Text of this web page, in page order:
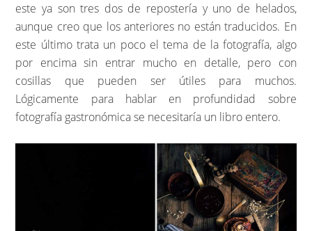
este ya son tres dos de repostería y uno de helados,
aunque creo que los anteriores no están traducidos. En
este último trata un poco el tema de la fotografía, algo
por encima sin entrar mucho en detalle, pero con
cosillas que pueden ser útiles para muchos.
Lógicamente para hablar en profundidad sobre
fotografía gastronómica se necesitaría un libro entero.